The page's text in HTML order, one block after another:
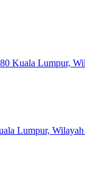
Kuala Lumpur,
Lumpur,